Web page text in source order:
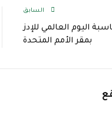
السابق
اليوم العالمي للإدز
بمقر الأمم المتحدة